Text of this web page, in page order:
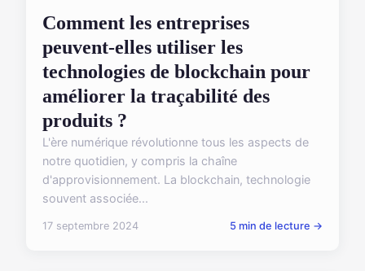
Comment les entreprises
peuvent-elles utiliser les
technologies de blockchain pour
améliorer la traçabilité des
produits ?
L'ère numérique révolutionne tous les aspects de
notre quotidien, y compris la chaîne
d'approvisionnement. La blockchain, technologie
souvent associée...
17 septembre 2024 5 min de lecture →